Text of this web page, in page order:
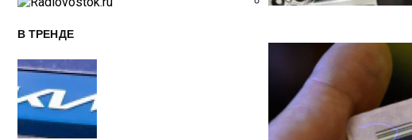
В ТРЕНДЕ